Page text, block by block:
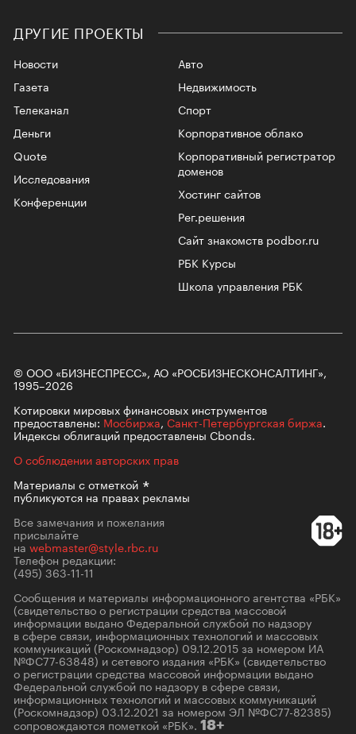
ДРУГИЕ ПРОЕКТЫ
Новости
Газета
Телеканал
Авто
Недвижимость
Спорт
Корпоративное облако
Корпоративный регистратор
доменов
Хостинг сайтов
Рег.решения
Сайт знакомств podbor.ru
РБК Курсы
Школа управления РБК
Деньги
Quote
Исследования
Конференции
© ООО «БИЗНЕСПРЕСС», АО «РОСБИЗНЕСКОНСАЛТИНГ»,
1995–2026
Котировки мировых финансовых инструментов
предоставлены: Мосбиржа, Санкт-Петербургская биржа.
Индексы облигаций предоставлены Cbonds.
О соблюдении авторских прав
Материалы сотметкой
публикуются на правах рекламы
Все замечания и пожелания
присылайте
на webmaster@style.rbc.ru
Телефон редакции:
(495) 363-11-11
Сообщения и материалы информационного агентства «РБК»
(свидетельство о регистрации средства массовой
информации выдано Федеральной службой по надзору
в сфере связи, информационных технологий и массовых
коммуникаций (Роскомнадзор) 09.12.2015 за номером ИА
№ФС77-63848) и сетевого издания «РБК» (свидетельство
о регистрации средства массовой информации выдано
Федеральной службой по надзору в сфере связи,
информационных технологий и массовых коммуникаций
(Роскомнадзор) 03.12.2021 за номером ЭЛ №ФС77-82385)
сопровождаются пометкой «РБК». 18+